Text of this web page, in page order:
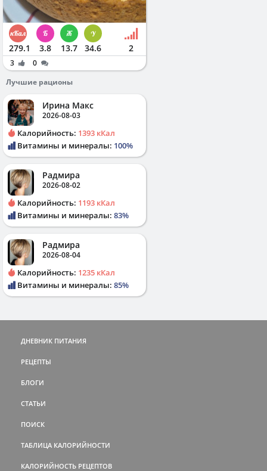
279.1 3.8 13.7 34.6 2
3
0
Лучшие рационы
Ирина Макс
2026-08-03
Калорийность: 1393 кКал
Витамины и минералы: 100%
Радмира
2026-08-02
Калорийность: 1193 кКал
Витамины и минералы: 83%
Радмира
2026-08-04
Калорийность: 1235 кКал
Витамины и минералы: 85%
ДНЕВНИК ПИТАНИЯ
РЕЦЕПТЫ
БЛОГИ
СТАТЬИ
ПОИСК
ТАБЛИЦА КАЛОРИЙНОСТИ
КАЛОРИЙНОСТЬ РЕЦЕПТОВ